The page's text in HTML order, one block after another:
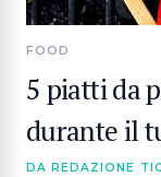
FOOD
5 piatti da
durante il
DA REDAZIONE